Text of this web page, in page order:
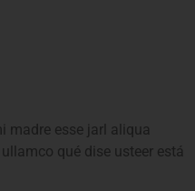
madre esse jarl aliqua
qué dise usteer está